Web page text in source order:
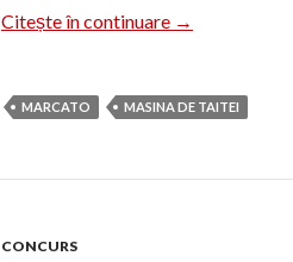
Citește în continuare Mașina de
→
MARCATO MASINA DE TAITEI
CONCURS